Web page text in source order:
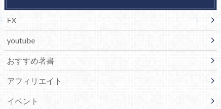
FX
youtube
おすすめ著書
アフィリエイト
イベント